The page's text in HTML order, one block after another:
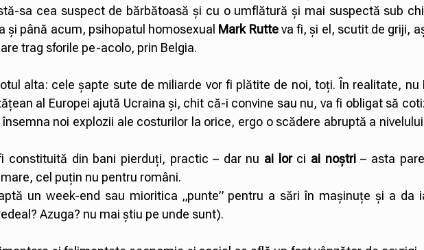
sa cea suspect de bărbătoasă și cu o umflătură și mai suspectă sub
și până acum, psihopatul homosexual Mark Rutteva fi, și el, scutit de griji,
trag sforile pe-acolo, prin Belgia.
alta: cele șapte sute de miliarde vor fi plătite de noi, toți. În realitate, nu
al Europei ajută Ucraina și, chit că-i convine sau nu, va fi obligat să
însemna noi explozii ale costurilor la orice, ergo o scădere abruptă a
constituită din bani pierduți, practic – dar nu ai lorci ai noștri– asta
cel puțin nu pentru români.
un week-end sau mioritica „punte” pentru a sări în mașinuțe și a da
Azuga? nu mai știu pe unde sunt).